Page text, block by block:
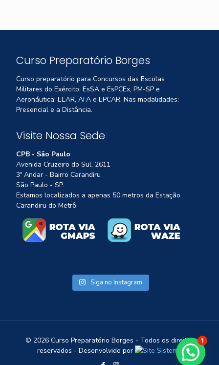
Curso Preparatório Borges
Curso preparatório para Concursos das Escolas
Militares do Exército: EsSA e EsPCEx, PM-SP e
Aeronáutica: EEAR, AFA e EPCAR. Nas modalidades:
Presencial e a Distância.
Visite Nossa Sede
CPB - São Paulo
Avenida Cruzeiro do Sul, 2611
3º Andar - Bairro Carandiru
São Paulo - SP.
Estamos localizados a apenas 50 metros da Estação
Carandiru do Metrô.
Siga no Instagram
© 2026 Curso Preparatório Borges - Todos os direitos
reservados - Desenvolvido por
1